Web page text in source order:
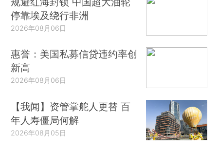
停靠埃及绕行非洲
2026年08月06日
惠誉：美国私募信贷违约率创
新高
2026年08月06日
【我闻】资管掌舵人更替 百
年人寿僵局何解
2026年08月05日